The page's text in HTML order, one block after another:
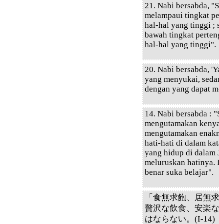
21. Nabi bersabda,
melampaui tingkat
hal-hal yang tinggi ;
bawah tingkat
hal-hal yang tinggi".
20. Nabi bersabda,
yang menyukai,
dengan yang dapat
14. Nabi bersabda :
mengutamakan
mengutamakan
hati-hati di dalam
yang hidup di dalam
meluruskan hatinya.
benar suka belajar".
「食無求飽、居無
贅沢な飲食、安楽
はならない。(I-14)